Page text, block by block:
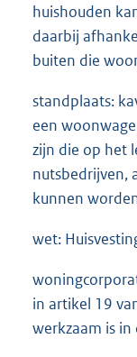
huishouden
daarbij
buiten die
standplaats:
een
zijn die op het
nutsbedrijven,
kunnen
wet:
in artikel 19
werkzaam is